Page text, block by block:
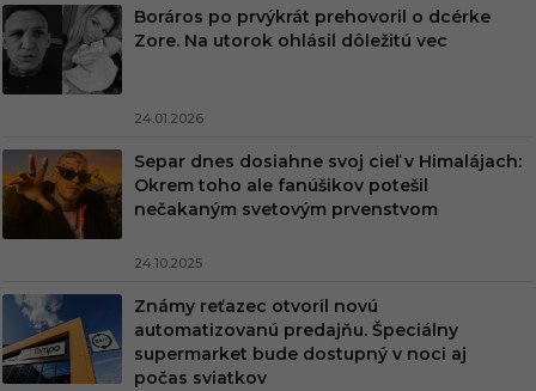
Boráros po prvýkrát prehovoril o dcérke
Zore. Na utorok ohlásil dôležitú vec
24.01.2026
Separ dnes dosiahne svoj cieľ v Himalájach:
Okrem toho ale fanúšikov potešil
nečakaným svetovým prvenstvom
24.10.2025
Známy reťazec otvoril novú
automatizovanú predajňu. Špeciálny
supermarket bude dostupný v noci aj
počas sviatkov